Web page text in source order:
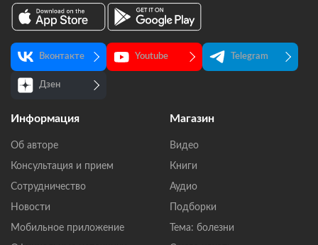
Вконтакте Youtube Telegram
Дзен
Информация
Об авторе
Консультация и прием
Сотрудничество
Новости
Мобильное приложение
Магазин
Видео
Книги
Аудио
Подборки
Тема: болезни